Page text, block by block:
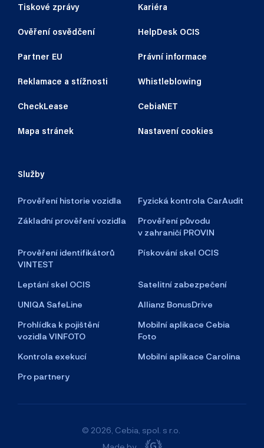
Tiskové zprávy Kariéra
Ověření osvědčení HelpDesk OCIS
Partner EU Právní informace
Reklamace a stížnosti Whistleblowing
CheckLease CebiaNET
Mapa stránek Nastavení cookies
Služby
Prověření historie vozidla
Fyzická kontrola CarAudit
Základní prověření vozidla
Prověření původu
v zahraničí PROVIN
Prověření identifikátorů
VINTEST
Pískování skel OCIS
Leptání skel OCIS
Satelitní zabezpečení
UNIQA SafeLine
Allianz BonusDrive
Prohlídka k pojištění
vozidla VINFOTO
Mobilní aplikace Cebia
Foto
Kontrola exekucí
Mobilní aplikace Carolina
Pro partnery
© 2026, Cebia, spol. s r.o.